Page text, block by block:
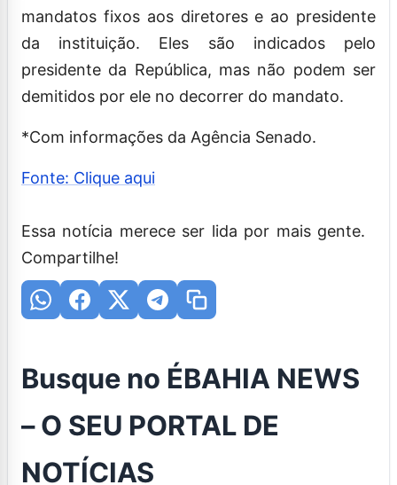
mandatos fixos aos diretores e ao presidente
da instituição. Eles são indicados pelo
presidente da República, mas não podem ser
demitidos por ele no decorrer do mandato.
*Com informações da Agência Senado.
Fonte: Clique aqui
Essa notícia merece ser lida por mais gente.
Compartilhe!
Busque no ÉBAHIA NEWS
– O SEU PORTAL DE
NOTÍCIAS